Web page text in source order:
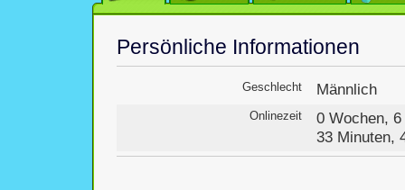
Persönliche Informationen
Geschlecht Männlich
Onlinezeit
0 Wochen, 6
33 Minuten,